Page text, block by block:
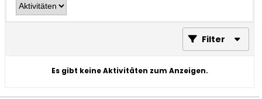
Filter
Es gibt keine Aktivitäten zum Anzeigen.